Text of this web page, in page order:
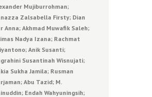
Mujiburrohman;
Zalsabella Firsty; Dian
Anna; Akhmad Muwafik Saleh;
Nadya Izana; Rachmat
Anik Susanti;
Susantinah Wisnujati;
Sukha Jamila; Rusman
Abu Tazid; M.
Endah Wahyuningsih;